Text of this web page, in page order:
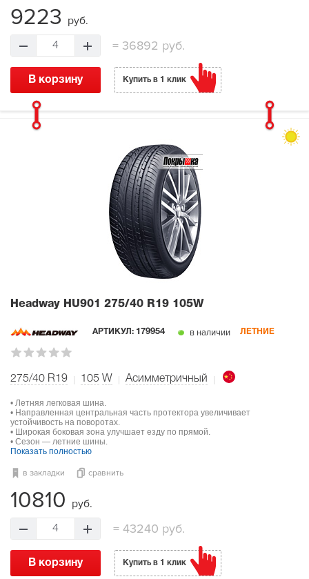
9223 руб.
4 = 36892 руб.
В корзину Купить в 1 клик
Headway HU901 275/40 R19 105W
АРТИКУЛ: 179954 в наличии ЛЕТНИЕ
275/40 R19 105 W Асимметричный
• Летняя легковая шина.
• Направленная центральная часть протектора увеличивает
устойчивость на поворотах.
• Широкая боковая зона улучшает езду по прямой.
• Сезон — летние шины.
Показать полностью
в закладки сравнить
10810 руб.
4 =43240 руб.
В корзину Купить в 1 клик